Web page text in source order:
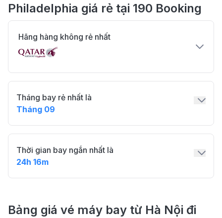
Philadelphia giá rẻ tại 190 Booking
Hãng hàng không rẻ nhất
Tháng bay rẻ nhất là
Tháng 09
Thời gian bay ngắn nhất là
24h 16m
Bảng giá vé máy bay từ Hà Nội đi